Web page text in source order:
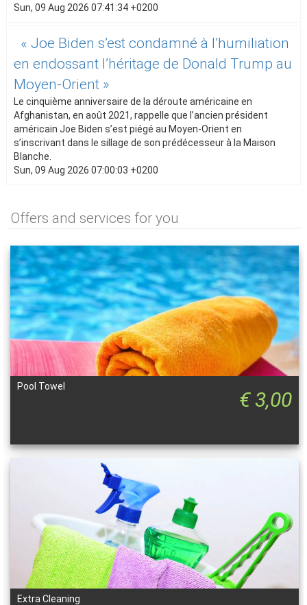
Sun, 09 Aug 2026 07:41:34 +0200
« Joe Biden s’est condamné à l’humiliation
en endossant l’héritage de Donald Trump au
Moyen-Orient »
Le cinquième anniversaire de la déroute américaine en
Afghanistan, en août 2021, rappelle que l’ancien président
américain Joe Biden s’est piégé au Moyen-Orient en
s’inscrivant dans le sillage de son prédécesseur à la Maison
Blanche.
Sun, 09 Aug 2026 07:00:03 +0200
Offers and services for you
€ 3,00
Pool Towel
Extra Cleaning